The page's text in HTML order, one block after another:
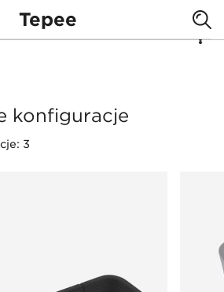
Tepee
modułowe
poziom
Tepee
konfiguracje
3